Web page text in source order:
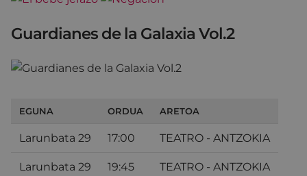
Guardianes de la Galaxia Vol.2
EGUNA ORDUA ARETOA
Larunbata 29 17:00 TEATRO - ANTZOKIA
Larunbata 29 19:45 TEATRO - ANTZOKIA